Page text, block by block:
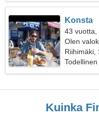
Konsta
43 vuotta,
Olen
Riihimäki,
Kuinka